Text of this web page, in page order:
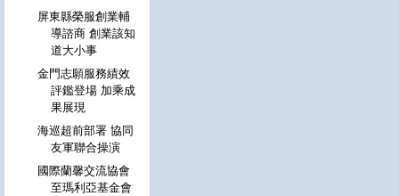
屏東縣榮服創業輔
導諮商 創業該知
道大小事
金門志願服務績效
評鑑登場 加乘成
果展現
海巡超前部署 協同
友軍聯合操演
國際蘭馨交流協會
至瑪利亞基金會